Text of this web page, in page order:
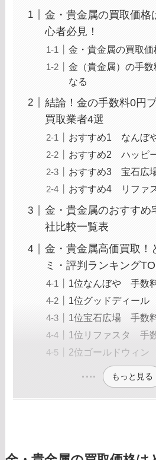
金・貴金属の買取価格
心者必見！
金・貴金属の買取
金（貴金属）の手
なる
結論！金の手数料0円
買取業者4選
おすすめ1 なんぼ
おすすめ2 ハッピ
おすすめ3 宝石広
おすすめ4 リファ
金・貴金属のおすすめ
社比較一覧表
金・貴金属高価買取！
ミ・評判ランキング
1位なんぼや 手数
1位グッドディー
1位宝石広場 手数
1位リファスタ 手
2位ゴールドウィン
もっと見る